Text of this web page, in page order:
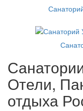
Отели,
отдыха